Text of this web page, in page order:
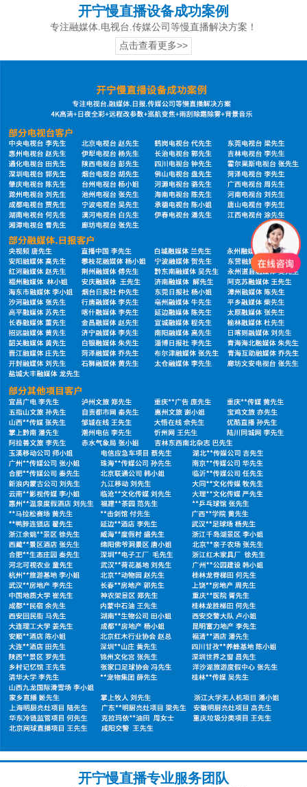
开宁慢直播设备成功案例
专注融媒体.电视台.传媒公司等慢直播解决方案！
点击查看更多>>
开宁慢直播专业服务团队